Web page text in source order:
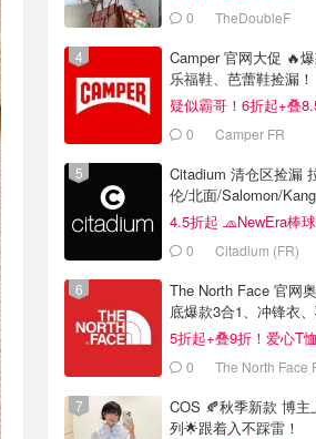
0 TheDoubleF
Camper 官网大促 🔥
乐福鞋、芭蕾鞋捡漏！
疑似霸哥！6折起+叠
0 Camper FR
Citadium 清仓区捡漏
伦/北面/Salomon/
4.5折起 🧢NewEra棒
€18.2
0 Citadium (FR)
The North Face 官网
底爆款3合1、冲锋衣
5折起+叠9折！爱心T
0 The North Face
COS 🍂秋季新款 博主
列🌟跟着入不踩雷！